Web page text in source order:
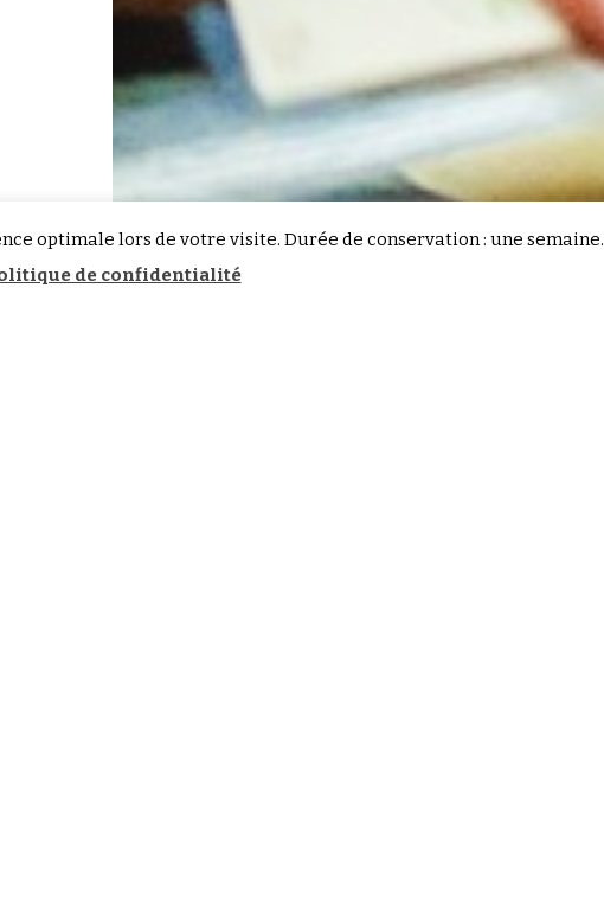
optimale lors de votre visite. Durée de conservation : une semaine.
de confidentialité